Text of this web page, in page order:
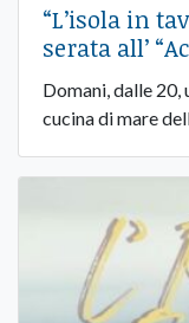
“L’isola in
serata all’
Domani, dalle
cucina di mare